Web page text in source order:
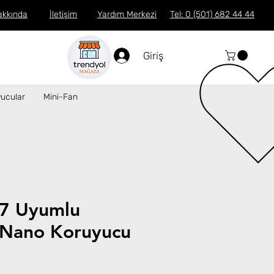
İletişim Yardım Merkezi Tel: 0 (501) 682 44 44
Giriş
Mini-Fan
Uyumlu
Koruyucu